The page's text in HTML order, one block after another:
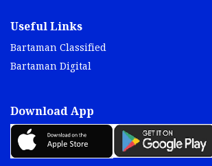
Useful Links
Bartaman Classified
Bartaman Digital
Download App